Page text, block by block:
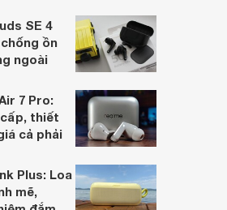
SE 4
ồn
ngoài
7 Pro:
thiết
cả phải
Plus: Loa
mẽ,